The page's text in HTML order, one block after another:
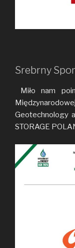
Srebrny
Miło nam
Geotechnology
STORAGE